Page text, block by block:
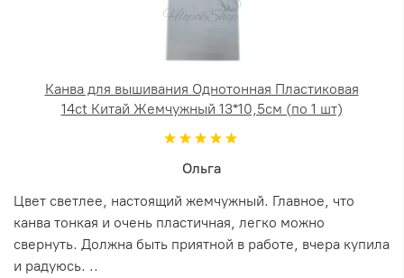
Канва для вышивания Однотонная Пластиковая
14ct Китай Жемчужный 13*10,5см (по 1 шт)
Ольга
Цвет светлее, настоящий жемчужный. Главное, что
канва тонкая и очень пластичная, легко можно
свернуть. Должна быть приятной в работе, вчера купила
и радуюсь. ..